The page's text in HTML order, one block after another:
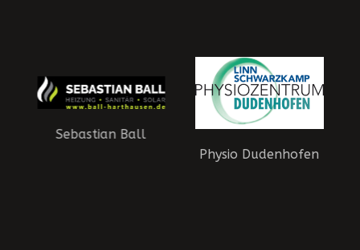
Sebastian Ball
Physio Dudenhofen